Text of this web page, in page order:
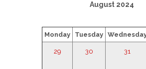
August 2024
Monday Tuesday
29 30 31